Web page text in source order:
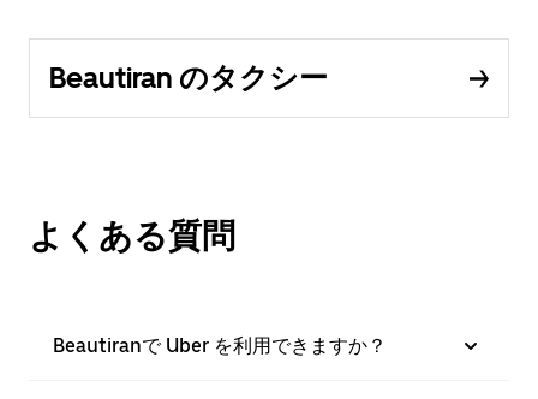
Beautiran のタクシー
よくある質問
Beautiranで Uber を利用できますか？